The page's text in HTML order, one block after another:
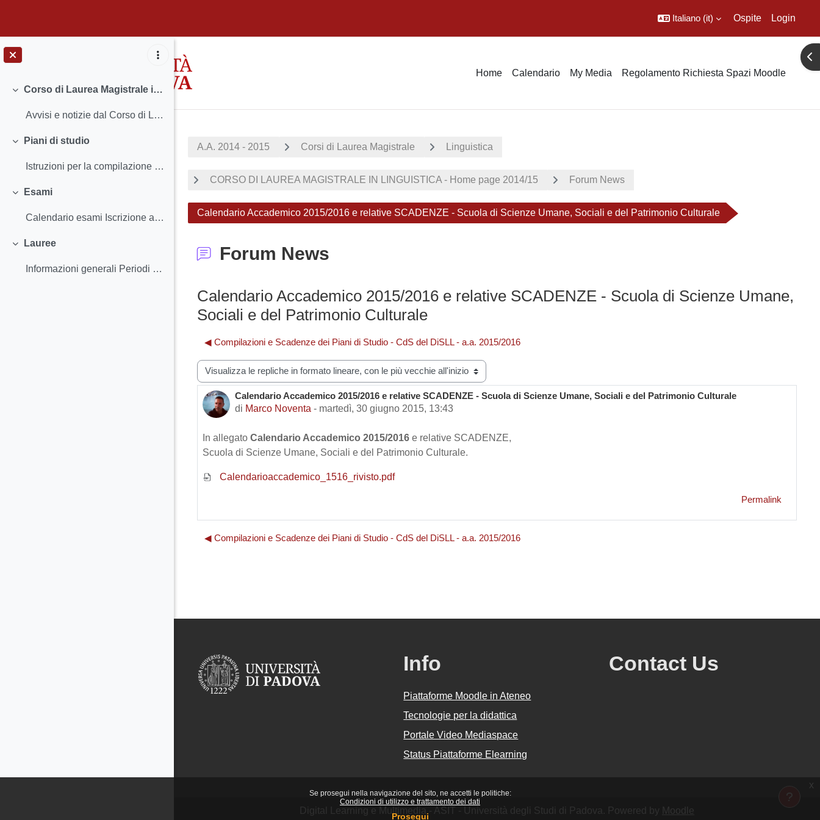
Se prosegui nella navigazione del sito, ne accetti le politiche:
Condizioni di utilizzo e trattamento dei dati
Prosegui
x
Italiano ‎(it)‎ Ospite Login
Home Calendario My Media Regolamento Richiesta Spazi Moodle
Minimizza
Corso di Laurea Magistrale in Linguistica
Avvisi e notizie dal Corso di Laurea Insegnamenti...
Minimizza
Piani di studio
Istruzioni per la compilazione e scadenze
Minimizza
Esami
Calendario esami Iscrizione agli esami e Regist...
Minimizza
Lauree
Informazioni generali Periodi e scadenze - Cale...
A.A. 2014 - 2015 Corsi di Laurea Magistrale Linguistica
CORSO DI LAUREA MAGISTRALE IN LINGUISTICA - Home page 2014/15 Forum News
Calendario Accademico 2015/2016 e relative SCADENZE - Scuola di Scienze Umane, Sociali e del Patrimonio Culturale
Forum News
Calendario Accademico 2015/2016 e relative SCADENZE - Scuola di Scienze Umane,
Sociali e del Patrimonio Culturale
◀︎ Compilazioni e Scadenze dei Piani di Studio - CdS del DiSLL - a.a. 2015/2016
Modalità visualizzazione
Calendario Accademico 2015/2016 e relative SCADENZE - Scuola di Scienze Umane, Sociali e del Patrimonio Culturale
di Marco Noventa - martedì, 30 giugno 2015, 13:43
Numero di risposte: 0
In allegato Calendario Accademico 2015/2016 e relative SCADENZE,
Scuola di Scienze Umane, Sociali e del Patrimonio Culturale.
Calendarioaccademico_1516_rivisto.pdf
Permalink
◀︎ Compilazioni e Scadenze dei Piani di Studio - CdS del DiSLL - a.a. 2015/2016
Info
Piattaforme Moodle in Ateneo
Tecnologie per la didattica
Portale Video Mediaspace
Status Piattaforme Elearning
Contact Us
Digital Learning e Multimedia - ASIT - Università degli Studi di Padova. Powered by Moodle